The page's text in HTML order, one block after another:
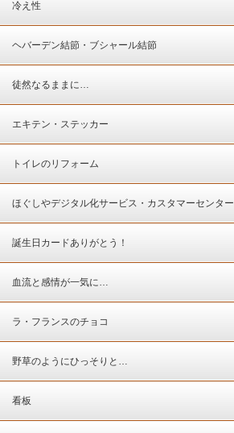
冷え性
ヘバーデン結節・ブシャール結節
徒然なるままに…
エキテン・ステッカー
トイレのリフォーム
ほぐしやデジタル化サービス・カスタマーセンター
誕生日カードありがとう！
血流と感情が一気に…
ラ・フランスのチョコ
野草のようにひっそりと…
看板